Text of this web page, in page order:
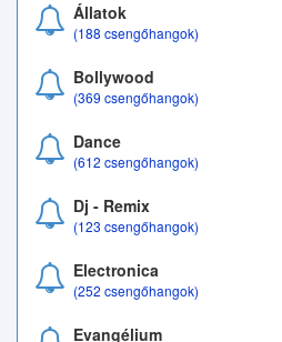
Állatok
(188 csengőhangok)
Bollywood
(369 csengőhangok)
Dance
(612 csengőhangok)
Dj - Remix
(123 csengőhangok)
Electronica
(252 csengőhangok)
Evangélium